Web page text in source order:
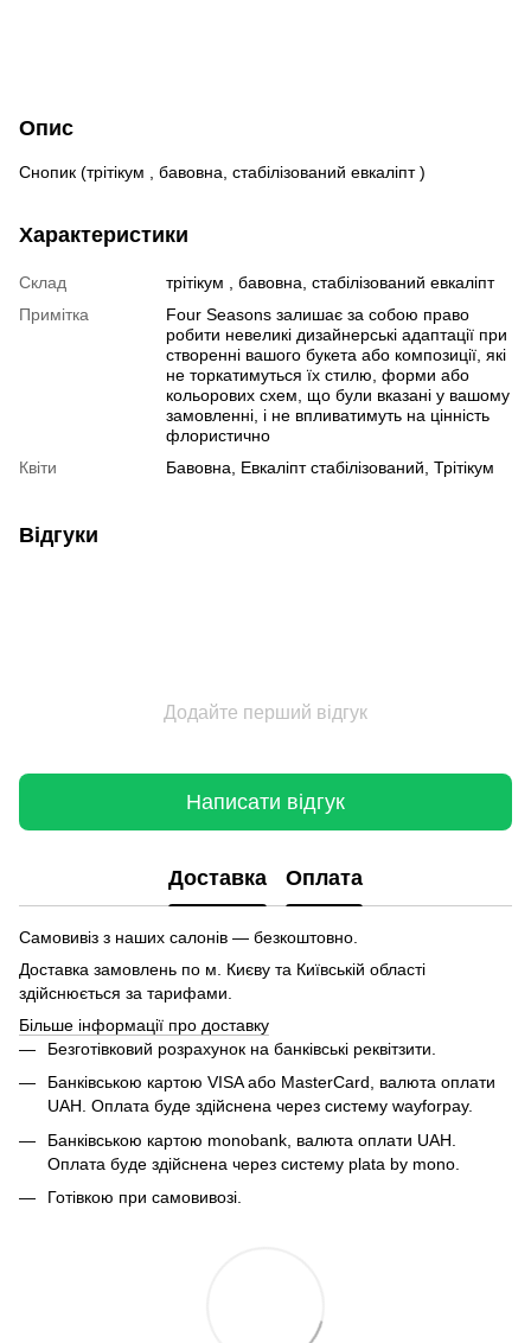
Опис
Снопик (трітікум , бавовна, стабілізований евкаліпт )
Характеристики
Склад
трітікум , бавовна, стабілізований евкаліпт
Примітка
Four Seasons залишає за собою право
робити невеликі дизайнерські адаптації при
створенні вашого букета або композиції, які
не торкатимуться їх стилю, форми або
кольорових схем, що були вказані у вашому
замовленні, і не впливатимуть на цінність
флористично
Квіти
Бавовна, Евкаліпт стабілізований, Трітікум
Відгуки
Додайте перший відгук
Написати відгук
Доставка Оплата
Самовивіз з наших салонів — безкоштовно.
Доставка замовлень по м. Києву та Київській області
здійснюється за тарифами.
Більше інформації про доставку
Безготівковий розрахунок на банківські реквітзити.
Банківською картою VISA або MasterCard, валюта оплати
UAH. Оплата буде здійснена через систему wayforpay.
Банківською картою monobank, валюта оплати UAH.
Оплата буде здійснена через систему plata by mono.
Готівкою при самовивозі.